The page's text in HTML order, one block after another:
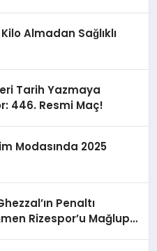
Almadan Sağlıklı
Tarih Yazmaya
446. Resmi Maç!
Modasında 2025
Penaltı
Rizespor’u Mağlup